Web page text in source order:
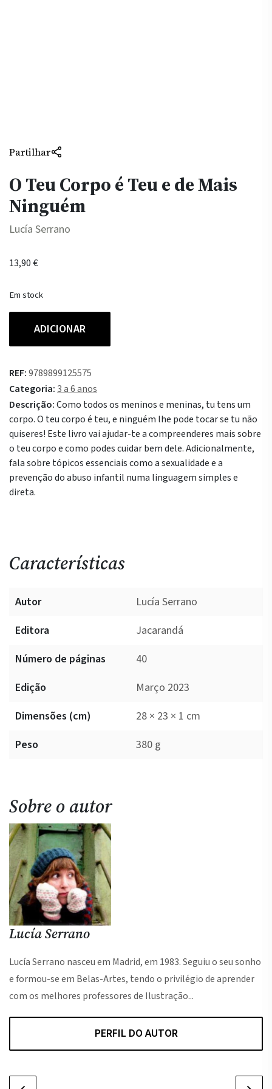
Partilhar
O Teu Corpo é Teu e de Mais
Ninguém
Lucía Serrano
13,90€
Em stock
O
Corpo
é
Teu
e
de
Mais
Ninguém
ADICIONAR
REF:9789899125575
Categoria:3 a 6 anos
Descrição:Como todos os meninos e meninas, tu tens um
corpo. O teu corpo é teu, e ninguém lhe pode tocar se tu não
quiseres! Este livro vai ajudar-te a compreenderes mais sobre
o teu corpo e como podes cuidar bem dele. Adicionalmente,
fala sobre tópicos essenciais como a sexualidade e a
prevenção do abuso infantil numa linguagem simples e
direta.
Características
Autor
Lucía Serrano
Editora
Jacarandá
Número de páginas
40
Edição
Março 2023
Dimensões (cm)
28 × 23 × 1 cm
Peso
380 g
Sobre o autor
Lucía Serrano
Lucía Serrano nasceu em Madrid, em 1983. Seguiu o seu sonho
e formou-se em Belas-Artes, tendo o privilégio de aprender
com os melhores professores de Ilustração...
PERFIL DO AUTOR